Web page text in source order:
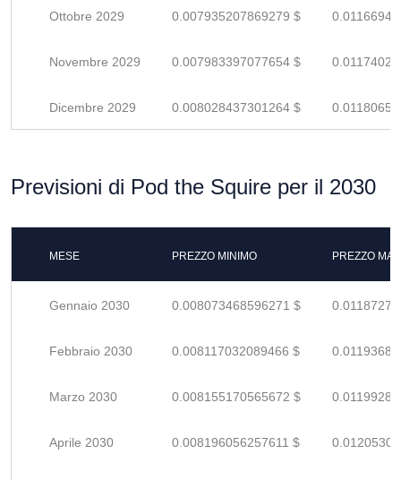
Ottobre 2029 0.007935207869279 $
Novembre 2029 0.007983397077654 $
Dicembre 2029 0.008028437301264 $
Previsioni di Pod the Squire per il 2030
MESE PREZZO MINIMO PREZZO
Gennaio 2030 0.008073468596271 $
Febbraio 2030 0.008117032089466 $
Marzo 2030 0.008155170565672 $
Aprile 2030 0.008196056257611 $